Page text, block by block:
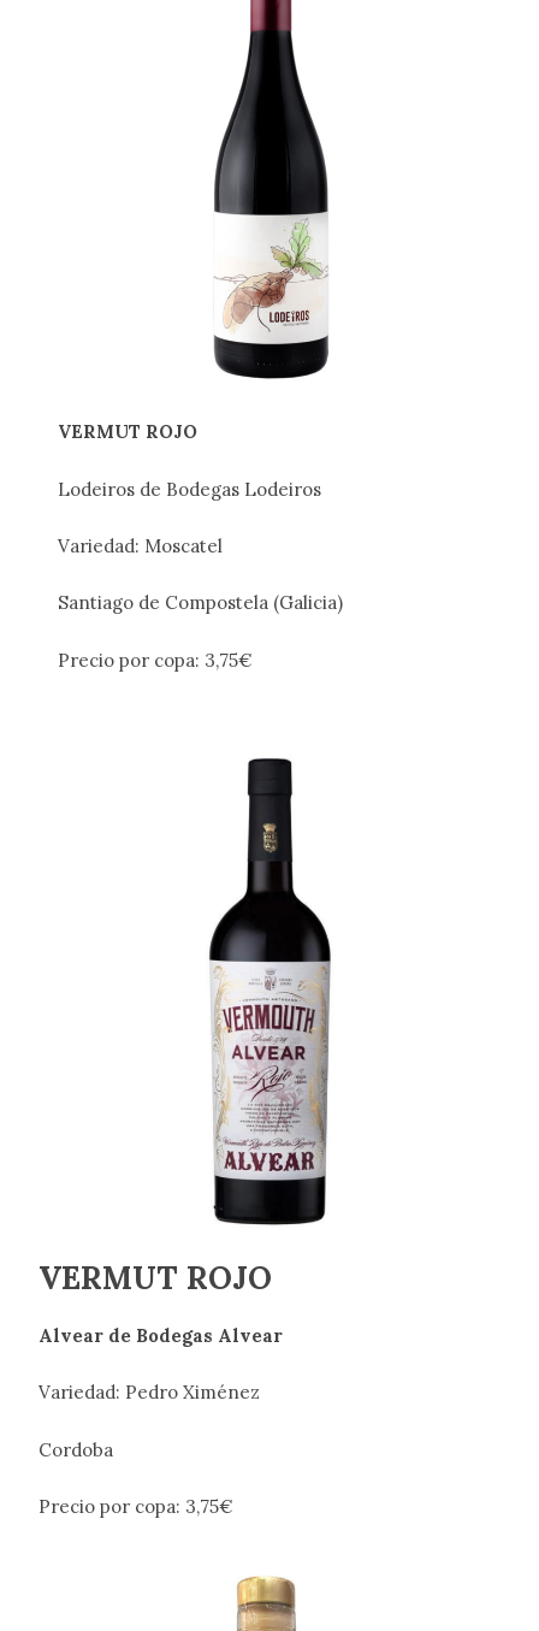
VERMUT ROJO
Lodeiros de Bodegas Lodeiros
Variedad: Moscatel
Santiago de Compostela (Galicia)
Precio por copa: 3,75€
VERMUT ROJO
Alvear de Bodegas Alvear
Variedad: Pedro Ximénez
Cordoba
Precio por copa: 3,75€